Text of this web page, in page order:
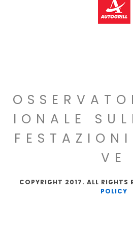
IONALE
VE
COPYRIGHT 2017. ALL RIGHTS
POLICY